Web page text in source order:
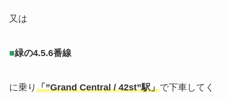
又は
■緑の4.5.6番線
に乗り 「”Grand Central / 42st”駅」で下車してく